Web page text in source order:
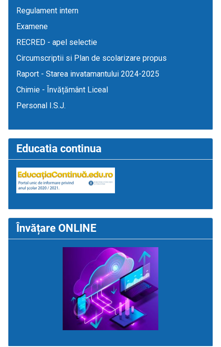
Regulament intern
Examene
RECRED - apel selectie
Circumscriptii si Plan de scolarizare propus
Raport - Starea invatamantului 2024-2025
Chimie - Învățământ Liceal
Personal I.S.J.
Educatia continua
Învățare ONLINE